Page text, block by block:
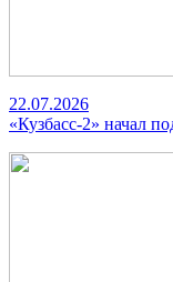
22.07.2026
«Кузбасс-2» начал